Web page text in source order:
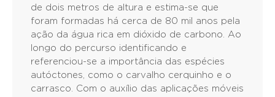
de dois metros de altura e estima-se que
foram formadas há cerca de 80 mil anos pela
ação da água rica em dióxido de carbono. Ao
longo do percurso identificando e
referenciou-se a importância das espécies
autóctones, como o carvalho cerquinho e o
carrasco. Com o auxílio das aplicações móveis